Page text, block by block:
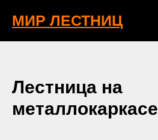
МИР ЛЕСТНИЦ
Лестница на
металлокаркасе